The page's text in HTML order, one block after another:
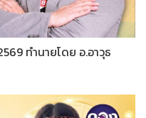
ทำนายโดย อ.อาวุธ